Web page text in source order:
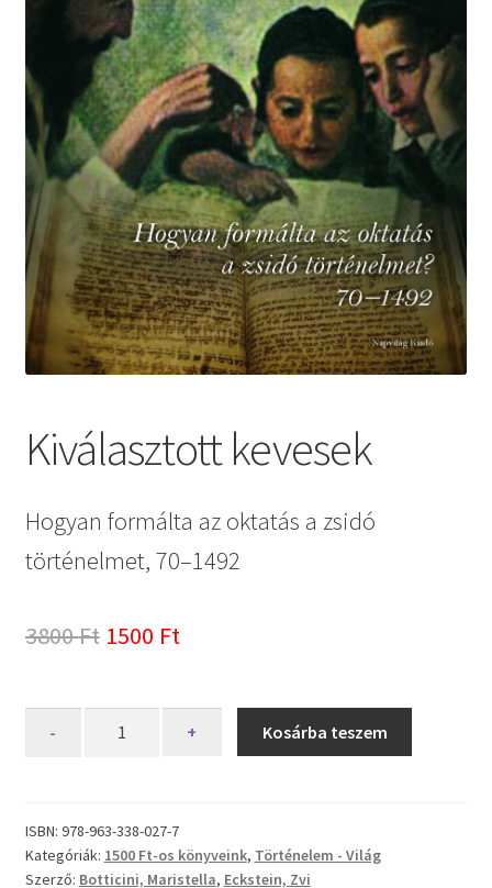
Kiválasztott kevesek
Hogyan formálta az oktatás a zsidó
történelmet, 70–1492
3800Ft Original
was:
1500 FtCurrent
is:
1500 Ft.
- + Kosárba teszem
ISBN: 978-963-338-027-7
Kategóriák: 1500 Ft-os könyveink, Történelem - Világ
Szerző: Botticini, Maristella, Eckstein, Zvi